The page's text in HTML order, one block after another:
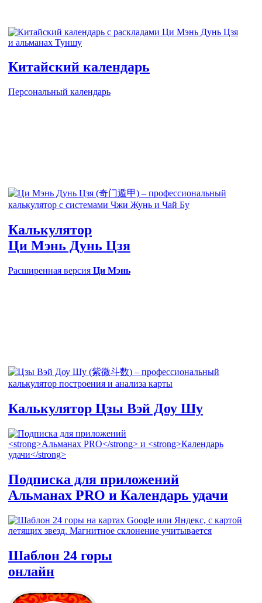
Китайский календарь
Персональный календарь
Калькулятор
Ци Мэнь Дунь Цзя
Расширенная версия Ци Мэнь
Калькулятор Цзы Вэй Доу Шу
Подписка для приложений
Альманах PRO и Календарь удачи
Шаблон 24 горы
онлайн